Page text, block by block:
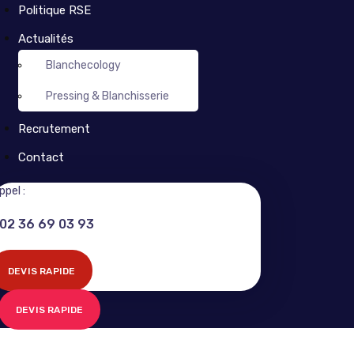
Politique RSE
Actualités
Blanchecology
Pressing & Blanchisserie
Recrutement
Contact
:
02 36 69 03 93
DEVIS RAPIDE
DEVIS RAPIDE